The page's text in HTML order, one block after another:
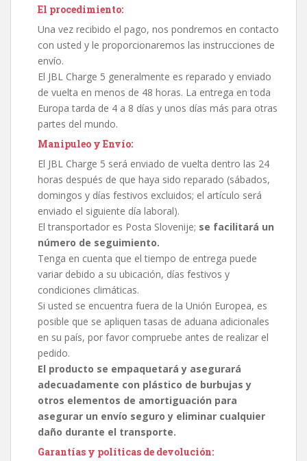
El procedimiento:
Una vez recibido el pago, nos pondremos en contacto
con usted y le proporcionaremos las instrucciones de
envío.
El JBL Charge 5 generalmente es reparado y enviado
de vuelta en menos de 48 horas. La entrega en toda
Europa tarda de 4 a 8 días y unos días más para otras
partes del mundo.
Manipuleo y Envío:
El JBL Charge 5 será enviado de vuelta dentro las 24
horas después de que haya sido reparado (sábados,
domingos y días festivos excluidos; el artículo será
enviado el siguiente día laboral).
El transportador es Posta Slovenije; se facilitará un
número de seguimiento.
Tenga en cuenta que el tiempo de entrega puede
variar debido a su ubicación, días festivos y
condiciones climáticas.
Si usted se encuentra fuera de la Unión Europea, es
posible que se apliquen tasas de aduana adicionales
en su país, por favor compruebe antes de realizar el
pedido.
El producto se empaquetará y asegurará
adecuadamente con plástico de burbujas y
otros elementos de amortiguación para
asegurar un envío seguro y eliminar cualquier
daño durante el transporte.
Garantías y políticas de devolución: